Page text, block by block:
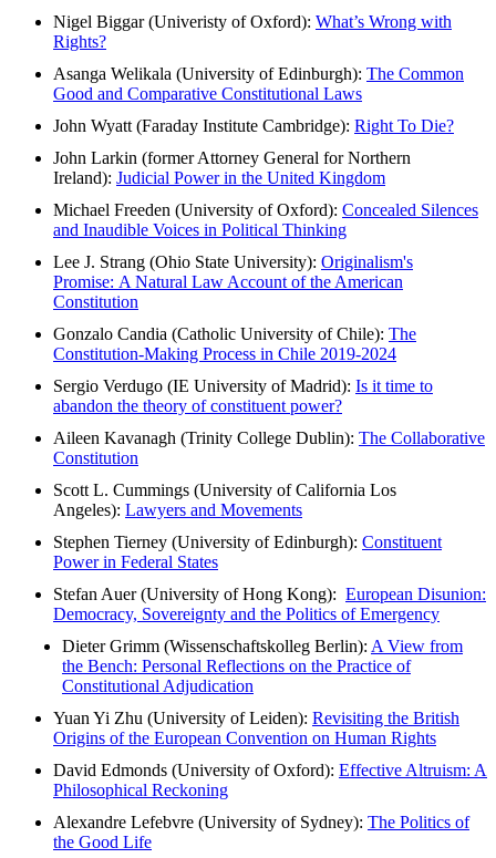
Nigel Biggar (Univeristy of Oxford): What’s Wrong with
Rights?
Asanga Welikala (University of Edinburgh): The Common
Good and Comparative Constitutional Laws
John Wyatt (Faraday Institute Cambridge): Right To Die?
John Larkin (former Attorney General for Northern
Ireland): Judicial Power in the United Kingdom
Michael Freeden (University of Oxford): Concealed Silences
and Inaudible Voices in Political Thinking
Lee J. Strang (Ohio State University): Originalism's
Promise: A Natural Law Account of the American
Constitution
Gonzalo Candia (Catholic University of Chile): The
Constitution-Making Process in Chile 2019-2024
Sergio Verdugo (IE University of Madrid): Is it time to
abandon the theory of constituent power?
Aileen Kavanagh (Trinity College Dublin): The Collaborative
Constitution
Scott L. Cummings (University of California Los
Angeles): Lawyers and Movements
Stephen Tierney (University of Edinburgh): Constituent
Power in Federal States
Stefan Auer (University of Hong Kong): European Disunion:
Democracy, Sovereignty and the Politics of Emergency
Dieter Grimm (Wissenschaftskolleg Berlin): A View from
the Bench: Personal Reflections on the Practice of
Constitutional Adjudication
Yuan Yi Zhu (University of Leiden): Revisiting the British
Origins of the European Convention on Human Rights
David Edmonds (University of Oxford): Effective Altruism: A
Philosophical Reckoning
Alexandre Lefebvre (University of Sydney): The Politics of
the Good Life